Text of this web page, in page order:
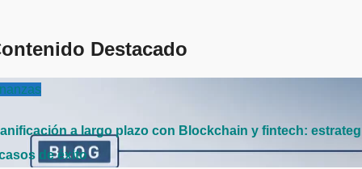
Destacado
a largo plazo con Blockchain y fintech:
de éxito